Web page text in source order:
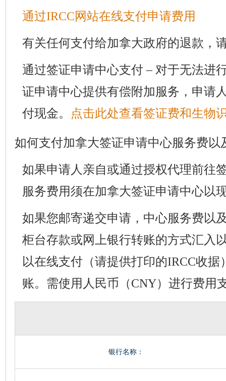
通过IRCC网站在线支付申请费用
有关任何支付给加拿大政府的退款，
通过签证申请中心支付 – 对于无法进
证申请中心提供有偿附加服务，申请
付现金。
点击此处查看签证费和生物
如何支付加拿大签证申请中心服务费以
如果申请人亲自或通过授权代理前往
服务费用须在加拿大签证申请中心以
如果您邮寄递交申请，中心服务费以
柜台存款或网上银行转账的方式汇入
以在线支付（请提供打印的IRCC收据
账。需使用人民币（CNY）进行费用
银行名称：